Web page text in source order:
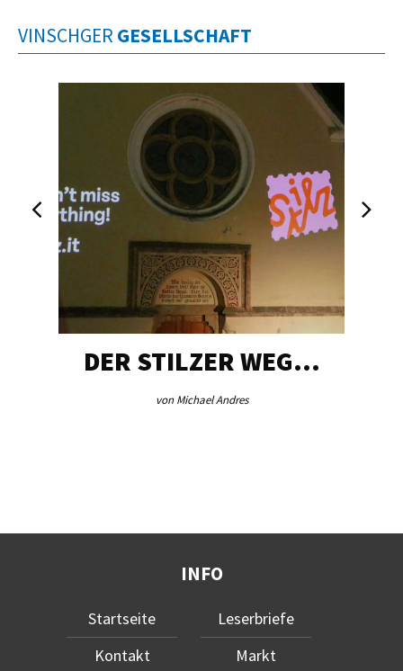
VINSCHGER GESELLSCHAFT
DER STILZER WEG…
von Michael Andres
INFO
Startseite
Kontakt
Leserbriefe
Markt